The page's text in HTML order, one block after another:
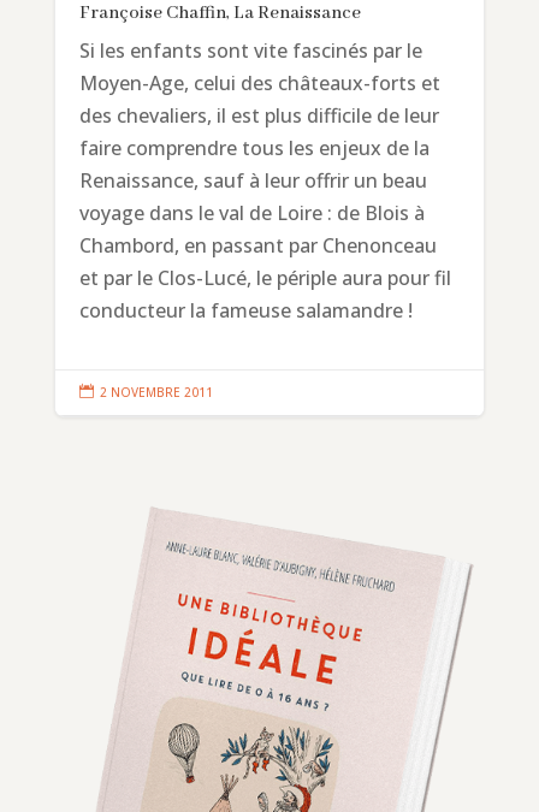
Françoise Chaffin, La Renaissance
Si les enfants sont vite fascinés par le
Moyen-Age, celui des châteaux-forts et
des chevaliers, il est plus difficile de leur
faire comprendre tous les enjeux de la
Renaissance, sauf à leur offrir un beau
voyage dans le val de Loire : de Blois à
Chambord, en passant par Chenonceau
et par le Clos-Lucé, le périple aura pour fil
conducteur la fameuse salamandre !
 2 NOVEMBRE 2011